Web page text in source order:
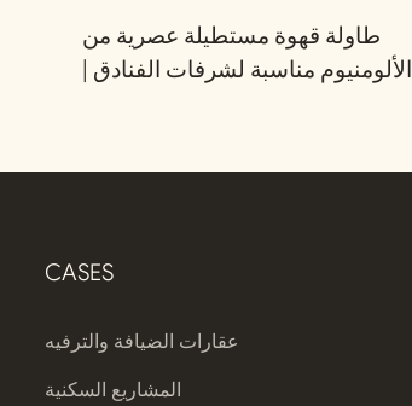
طاولة قهوة مستطيلة عصرية من
الألومنيوم مناسبة لشرفات الفنادق |
CASES
عقارات الضيافة والترفيه
المشاريع السكنية